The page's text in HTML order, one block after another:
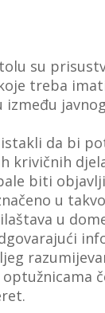
su
treba
između
da bi
krivičnih
biti
u
u